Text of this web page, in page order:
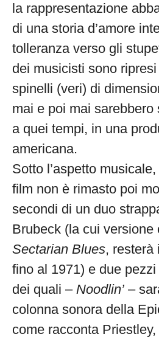
la rappresentazione
di una storia d’amore
tolleranza verso gli
dei musicisti sono
spinelli (veri) di
mai e poi mai sarebbero
a quei tempi, in una
americana.
Sotto l’aspetto
film non è rimasto poi
secondi di un duo
Brubeck (la cui versione
Sectarian Blues, resterà
fino al 1971) e due
dei quali – Noodlin’ –
colonna sonora della
come racconta